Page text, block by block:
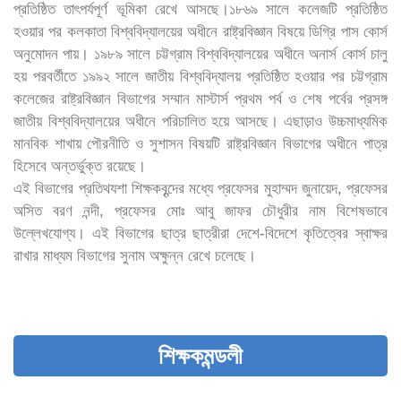
প্রতিষ্ঠিত তাৎপর্যপূর্ণ ভূমিকা রেখে আসছে।১৮৬৯ সালে কলেজটি প্রতিষ্ঠিত
হওয়ার পর কলকাতা বিশ্ববিদ্যালয়ের অধীনে রাষ্ট্রবিজ্ঞান বিষয়ে ডিগ্রি পাস কোর্স
অনুমোদন পায়। ১৯৮৯ সালে চট্টগ্রাম বিশ্ববিদ্যালয়ের অধীনে অনার্স কোর্স চালু
হয় পরবর্তীতে ১৯৯২ সালে জাতীয় বিশ্ববিদ্যালয় প্রতিষ্ঠিত হওয়ার পর চট্টগ্রাম
কলেজের রাষ্ট্রবিজ্ঞান বিভাগের সম্মান মাস্টার্স প্রথম পর্ব ও শেষ পর্বের প্রসঙ্গ
জাতীয় বিশ্ববিদ্যালয়ের অধীনে পরিচালিত হয়ে আসছে। এছাড়াও উচ্চমাধ্যমিক
মানবিক শাখায় পৌরনীতি ও সুশাসন বিষয়টি রাষ্ট্রবিজ্ঞান বিভাগের অধীনে পাত্র
হিসেবে অন্তর্ভুক্ত রয়েছে।
এই বিভাগের প্রতিথযশা শিক্ষকবৃন্দের মধ্যে প্রফেসর মুহাম্মদ জুনায়েদ, প্রফেসর
অসিত বরণ নন্দী, প্রফেসর মোঃ আবু জাফর চৌধুরীর নাম বিশেষভাবে
উল্লেখযোগ্য। এই বিভাগের ছাত্র ছাত্রীরা দেশে-বিদেশে কৃতিত্বের স্বাক্ষর
রাখার মাধ্যম বিভাগের সুনাম অক্ষুন্ন রেখে চলেছে।
শিক্ষকমন্ডলী